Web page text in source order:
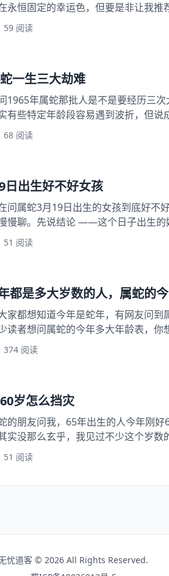
永恒固定的幸运色，但要是非让我推
例中反馈不错。 属蛇人幸运色要点导
十位网友的实测记录本 三、颜色背后
59 阅读
一生三大劫难
1965年属蛇那批人是不是要经历三
有些特定年龄段容易遇到波折，但说
神的几个路口。 属蛇运势要点导读：
三、运势转折信号 四、关键心态调
68 阅读
日出生好不好女孩
问属蛇3月19日出生的女孩到底好不
慢聊。先说结论 ——这个日子出生的
真要说好不好，得看你怎么理解“好”
生好不好女孩 二、百度移动搜索“大
51 阅读
都是多大岁数的人，属蛇的
家都想知道今年是蛇年，有网友问
读者想问属蛇的今年多大年龄表，你
活多少岁，下面就跟随小编一起来看
表！ 一、属蛇的今年都是多大岁数
374 阅读
岁怎么挡灾
的朋友问我，65年出生的人今年刚
实没那么玄乎，我见过不少这个岁数
的地方留个心眼就行。 属蛇挡灾要
三、家里别摆这些物件 四、说话做事
51 阅读
忧道客 © 2026 All Rights Reserved.